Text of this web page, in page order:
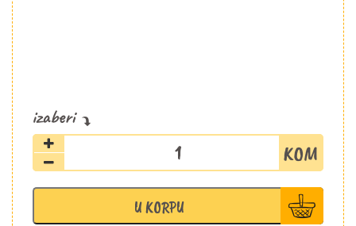
Paprika
trikolore
500g
količina
U KORPU